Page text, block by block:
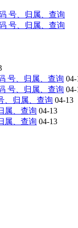
号、归属、查询
号、归属、查询
号、归属、查询 04-
号、归属、查询 04-
、归属、查询 04-13
属、查询 04-13
属、查询 04-13